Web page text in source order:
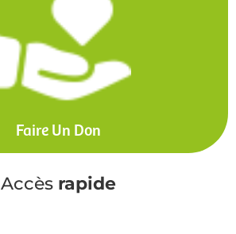
Faire Un Don
Accès rapide